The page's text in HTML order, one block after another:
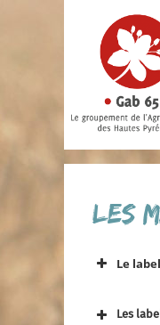
Les
Le
Les